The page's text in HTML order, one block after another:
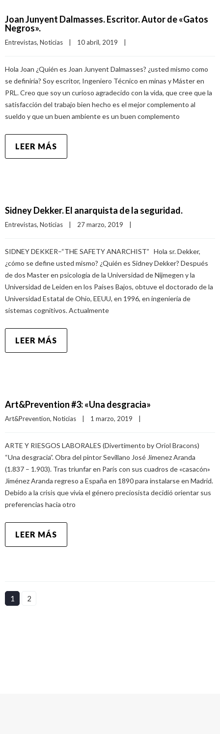
Joan Junyent Dalmasses. Escritor. Autor de «Gatos
Negros».
Entrevistas, Noticias 10 abril, 2019
Hola Joan ¿Quién es Joan Junyent Dalmasses? ¿usted mismo como
se definiría? Soy escritor, Ingeniero Técnico en minas y Máster en
PRL. Creo que soy un curioso agradecido con la vida, que cree que la
satisfacción del trabajo bien hecho es el mejor complemento al
sueldo y que un buen ambiente es un buen complemento
LEER MÁS
Sidney Dekker. El anarquista de la seguridad.
Entrevistas, Noticias 27 marzo, 2019
SIDNEY DEKKER–“THE SAFETY ANARCHIST” Hola sr. Dekker,
¿cómo se define usted mismo? ¿Quién es Sidney Dekker? Después
de dos Master en psicología de la Universidad de Nijmegen y la
Universidad de Leiden en los Países Bajos, obtuve el doctorado de la
Universidad Estatal de Ohio, EEUU, en 1996, en ingeniería de
sistemas cognitivos. Actualmente
LEER MÁS
Art&Prevention #3: «Una desgracia»
Art&Prevention, Noticias 1 marzo, 2019
ARTE Y RIESGOS LABORALES (Divertimento by Oriol Bracons)
“Una desgracia”. Obra del pintor Sevillano José Jimenez Aranda
(1.837 – 1.903). Tras triunfar en París con sus cuadros de «casacón»
Jiménez Aranda regreso a España en 1890 para instalarse en Madrid.
Debido a la crisis que vivía el género preciosista decidió orientar sus
preferencias hacia otro
LEER MÁS
1 2